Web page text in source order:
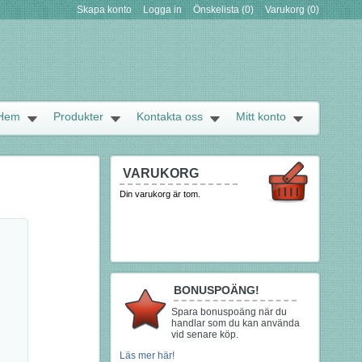
Skapa konto Logga in Önskelista (0) Varukorg (0)
Mitt konto
Kontakta oss
Produkter
VARUKORG
Din varukorg är tom.
BONUSPOÄNG!
Spara bonuspoäng när du
handlar som du kan använda
vid senare köp.
Läs mer här!